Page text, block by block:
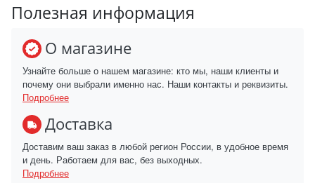
Полезная информация
О магазине
Узнайте больше о нашем магазине: кто мы, наши клиенты и
почему они выбрали именно нас. Наши контакты и реквизиты.
Подробнее
Доставка
Доставим ваш заказ в любой регион России, в удобное время
и день. Работаем для вас, без выходных.
Подробнее